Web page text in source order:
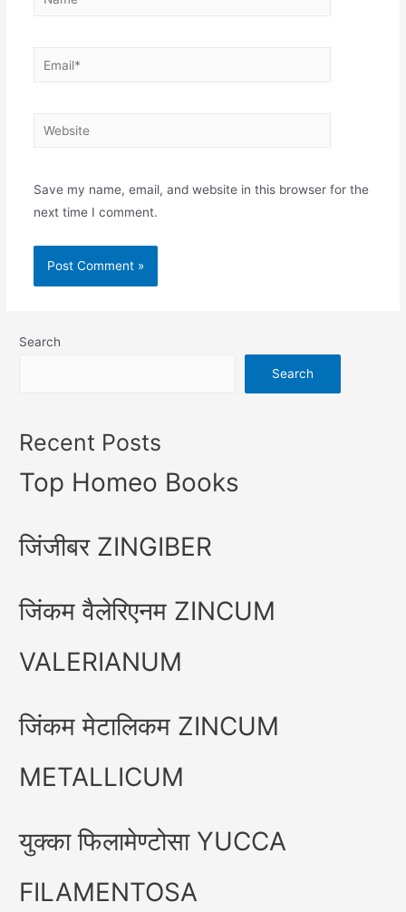
Email*
Website
Save my name, email, and website in this browser for the
next time I comment.
Search
Search
Recent Posts
Top Homeo Books
जिंजीबर ZINGIBER
जिंकम वैलेरिएनम ZINCUM
VALERIANUM
जिंकम मेटालिकम ZINCUM
METALLICUM
युक्का फिलामेण्टोसा YUCCA
FILAMENTOSA